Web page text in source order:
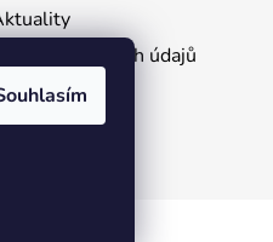
Ochrana osobních údajů
stažení
zboží